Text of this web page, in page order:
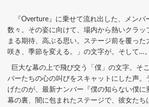
『Overture』に乗せて流れ出した、メンバ
数々。その姿に向けて、場内から熱いクラッ
まる期待、高ぶる思い。ステージ前を覆った
咲き、季節を変える。」の文字が。そして…。
巨大な幕の上で飛び交う「僕」の文字。そ
バーたちの心の叫びをスキャットにした声。
げたのが、最新ナンバー『僕の知らない僕に
幕の裏、闇に包まれたステージで、彼女たち